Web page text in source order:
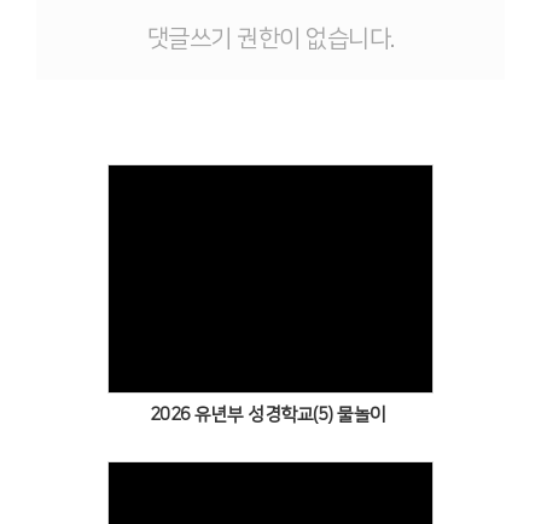
# 첨부 13.9.PNG댓글쓰기 권한이 없습니다.
2026 유년부 성경학교(5) 물놀이